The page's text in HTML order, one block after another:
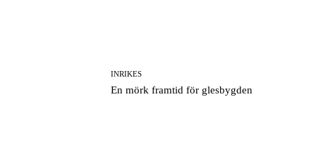
INRIKES
En mörk framtid för glesbygden